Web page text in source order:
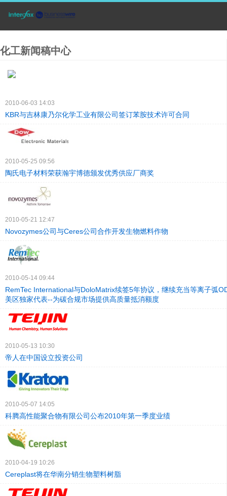
化工新闻稿中心
2010-06-03 14:03
KBR与吉林康乃尔化学工业有限公司签订苯胺技术许可合同
2010-05-25 09:56
陶氏电子材料荣获瀚宇博德颁发优秀供应厂商奖
2010-05-21 12:47
Novozymes公司与Ceres公司合作开发生物燃料作物
2010-05-14 09:44
RemTec International与DoloMatrix续签5年协议，继续充当等离子弧
美区独家代表--为碳合规市场提供高质量抵消额度
2010-05-13 10:30
帝人在中国设立投资公司
2010-05-07 14:05
科腾高性能聚合物有限公司公布2010年第一季度业绩
2010-04-19 10:26
Cereplast将在华南分销生物塑料树脂